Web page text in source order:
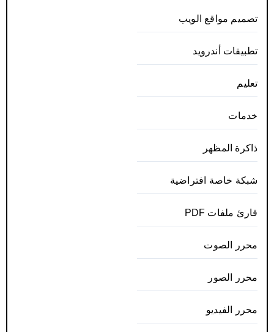
تصميم مواقع الويب
تطبيقات أندرويد
تعليم
خدمات
ذاكرة المظهر
شبكة خاصة افتراضية
قارئ ملفات PDF
محرر الصوت
محرر الصور
محرر الفيديو